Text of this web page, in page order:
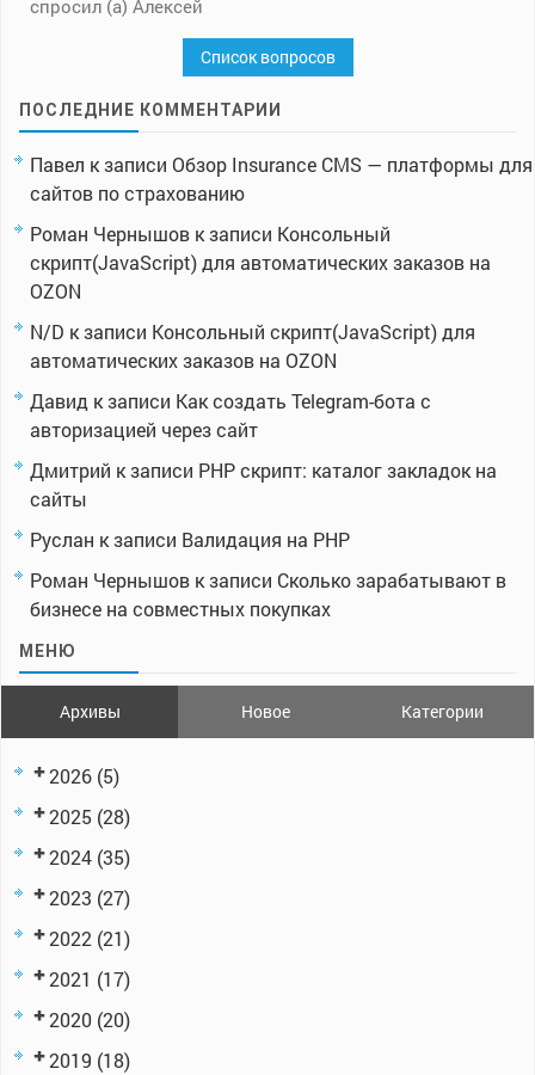
спросил (а) Алексей
Список вопросов
ПОСЛЕДНИЕ КОММЕНТАРИИ
Павел к записи Обзор Insurance CMS — платформы для
сайтов по страхованию
Роман Чернышов к записи Консольный
скрипт(JavaScript) для автоматических заказов на
OZON
N/D к записи Консольный скрипт(JavaScript) для
автоматических заказов на OZON
Давид к записи Как создать Telegram-бота с
авторизацией через сайт
Дмитрий к записи PHP скрипт: каталог закладок на
сайты
Руслан к записи Валидация на PHP
Роман Чернышов к записи Сколько зарабатывают в
бизнесе на совместных покупках
МЕНЮ
Архивы Новое Категории
2026 (5)
2025 (28)
2024 (35)
2023 (27)
2022 (21)
2021 (17)
2020 (20)
2019 (18)